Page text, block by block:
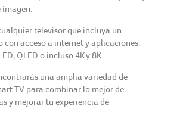
televisor que incluya un
con acceso a internet y aplicaciones.
QLED o incluso 4K y 8K.
una amplia variedad de
TV para combinar lo mejor de
y mejorar tu experiencia de